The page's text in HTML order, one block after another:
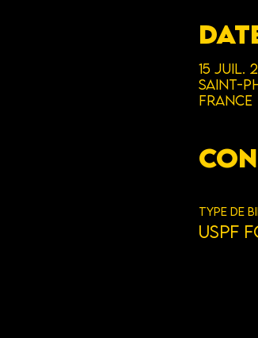
15 juil.
Saint-
France
Type de
USPF